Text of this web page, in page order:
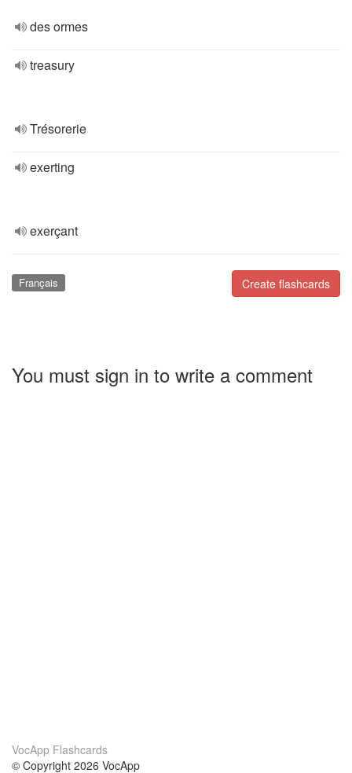
des ormes
treasury
Trésorerie
exerting
exerçant
Create flashcards
Français
You must sign in to write a comment
VocApp Flashcards
© Copyright 2026 VocApp